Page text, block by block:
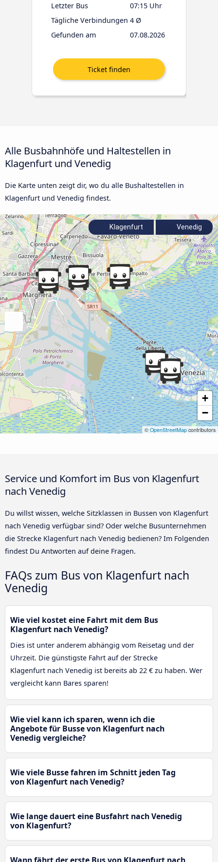
Letzter Bus
07:15 Uhr
Tägliche Verbindungen 4 Ø
Gefunden am
07.08.2026
Alle Busbahnhöfe und Haltestellen in
Klagenfurt und Venedig
Die Karte unten zeigt dir, wo du alle Bushaltestellen in
Klagenfurt und Venedig findest.
+
−
© OpenStreetMap contributors
Klagenfurt Venedig
Service und Komfort im Bus von Klagenfurt
nach Venedig
Du willst wissen, welche Sitzklassen in Bussen von Klagenfurt
nach Venedig verfügbar sind? Oder welche Busunternehmen
die Strecke Klagenfurt nach Venedig bedienen? Im Folgenden
findest Du Antworten auf deine Fragen.
FAQs zum Bus von Klagenfurt nach
Venedig
Wie viel kostet eine Fahrt mit dem Bus
Klagenfurt nach Venedig?
Dies ist unter anderem abhängig vom Reisetag und der
Uhrzeit. Die günstigste Fahrt auf der Strecke
Klagenfurt nach Venedig ist bereits ab 22 € zu haben. Wer
vergleicht kann Bares sparen!
Wie viel kann ich sparen, wenn ich die
Angebote für Busse von Klagenfurt nach
Venedig vergleiche?
Wie viele Busse fahren im Schnitt jeden Tag
von Klagenfurt nach Venedig?
Wie lange dauert eine Busfahrt nach Venedig
von Klagenfurt?